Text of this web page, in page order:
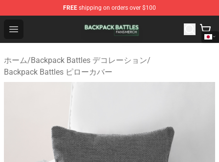
FREE shipping on orders over $100
Open menu
Backpack Battles Shop - Official Backpack Battles
ホーム/Backpack Battles デコレーション/
Backpack Battles ピローカバー